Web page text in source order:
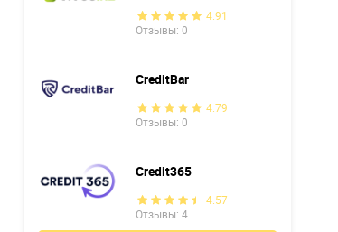
4.91
Отзывы: 0
CreditBar
4.79
Отзывы: 0
Credit365
4.57
Отзывы: 4